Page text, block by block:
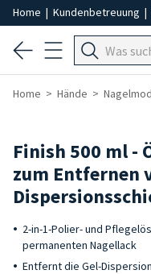
Home | Kundenbetreuung |
Home Hände
Finish 500 ml -
zum Entfernen
2-in-1-Polier- und
permanenten Nagellack
Entfernt die Gel-